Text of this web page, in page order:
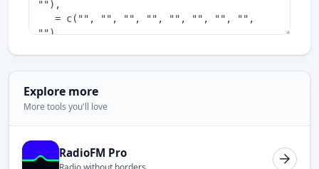
Explore more
More tools you'll love
RadioFM Pro